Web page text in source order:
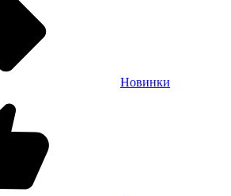
Новинки